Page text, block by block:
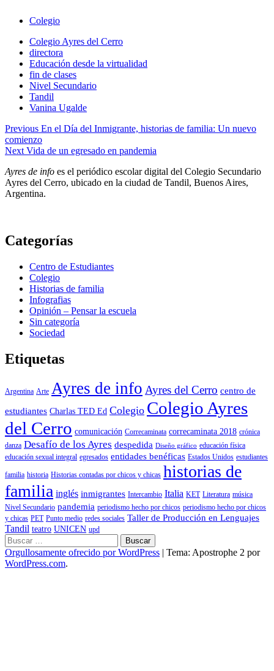
Colegio
Colegio Ayres del Cerro
directora
Educación desde la virtualidad
fin de clases
Nivel Secundario
Tandil
Vanina Ugalde
Navegación
de
Previous En el Día del Inmigrante, historias de familia: Un nuevo
comienzo
Next Vida de un egresado en pandemia
Ayres de info es el periódico escolar digital del Colegio Secundario
Ayres del Cerro, ubicado en la ciudad de Tandil, Buenos Aires,
Argentina.
Categorías
Centro de Estudiantes
Colegio
Historias de familia
Infografias
Opinión – Pensar la escuela
Sin categoría
Sociedad
Etiquetas
Argentina Arte Ayres de info Ayres del Cerro centro de
estudiantes Charlas TED Ed Colegio Colegio Ayres
del Cerro comunicación Correcaminata correcaminata 2018 crónica
danza Desafío de los Ayres despedida Diseño gráfico educación física
educación sexual integral egresados entidades benéficas Estados Unidos estudiantes
familia historia Historias contadas por chicos y chicas historias de
familia inglés inmigrantes Intercambio Italia KET Literatura música
Nivel Secundario pandemia periodismo hecho por chicos periodismo hecho por chicos
y chicas PET Punto medio redes sociales Taller de Producción en Lenguajes
Tandil teatro UNICEN upd
Buscar:
Orgullosamente ofrecido por WordPress | Tema: Apostrophe 2 por
WordPress.com.